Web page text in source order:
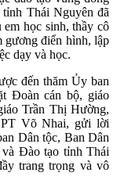
Thái Nguyên đã
học sinh, thầy cô
gương điển hình, lập
dạy và học.
đến thăm Ủy ban
Đoàn cán bộ, giáo
Trần Thị Hường,
Võ Nhai, gửi lời
Dân tộc, Ban Dân
Đào tạo tỉnh Thái
trang trọng và vô